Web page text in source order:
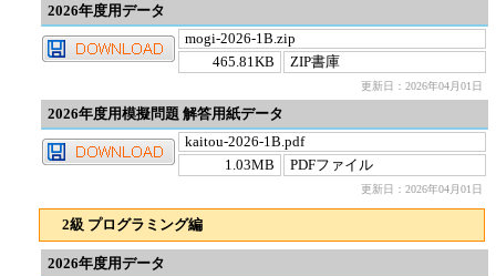
2026年度用データ
mogi-2026-1B.zip
465.81KB
ZIP書庫
更新日：2026年04月01日
2026年度用模擬問題 解答用紙データ
kaitou-2026-1B.pdf
1.03MB
PDFファイル
更新日：2026年04月01日
2級 プログラミング編
2026年度用データ